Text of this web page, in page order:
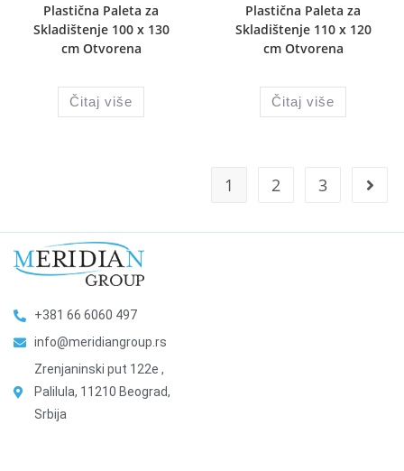
Plastična Paleta za
Skladištenje 100 x 130
cm Otvorena
Čitaj više
Plastična Paleta za
Skladištenje 110 x 120
cm Otvorena
Čitaj više
1 2 3
+381 66 6060 497
info@meridiangroup.rs
Zrenjaninski put 122e ,
Palilula, 11210 Beograd,
Srbija